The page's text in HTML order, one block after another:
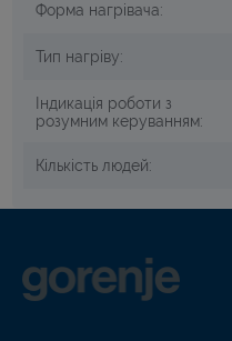
Форма нагрівача:
Тип нагріву:
Індикація роботи з
розумним керуванням:
Кількість людей: